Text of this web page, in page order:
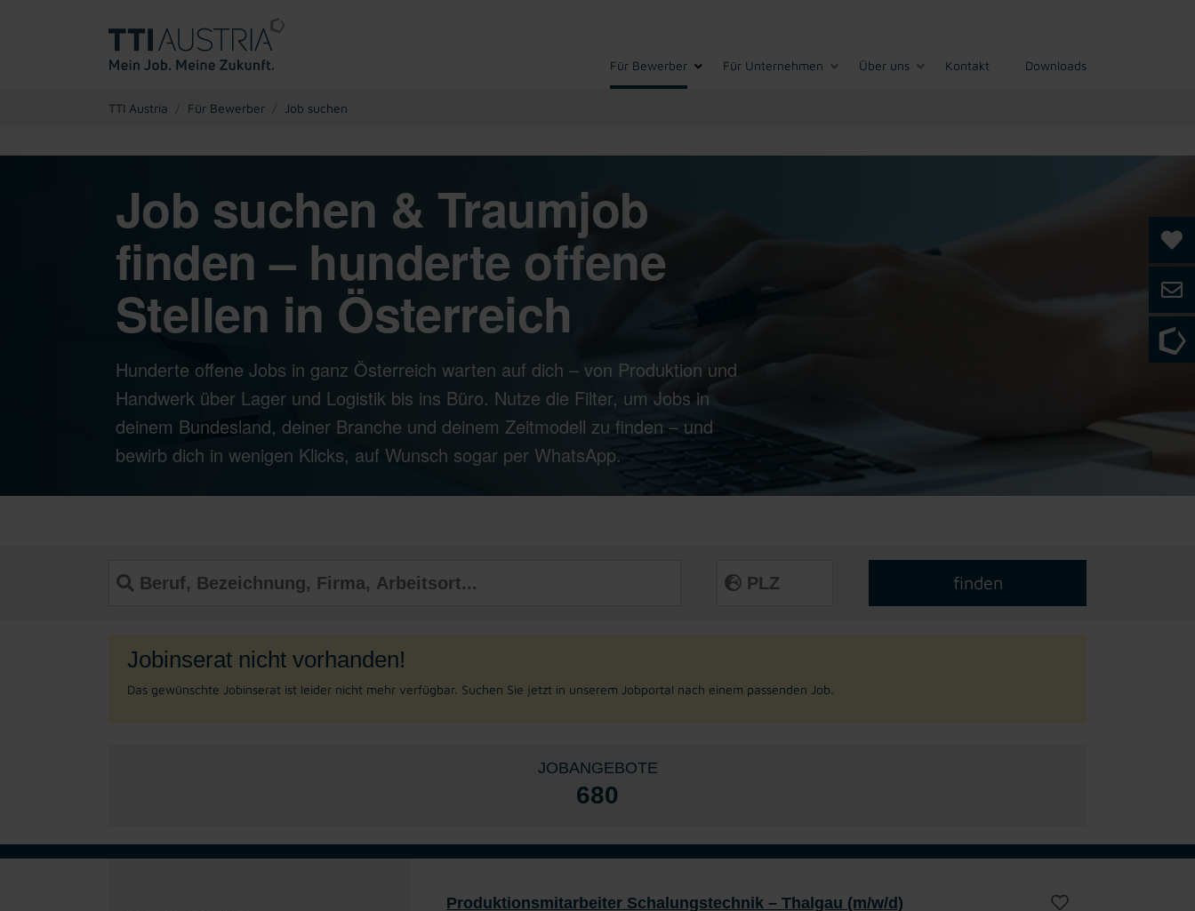
Für Bewerber Für Unternehmen Über uns Kontakt Downloads
TTI Austria Für Bewerber Job suchen
Job suchen & Traumjob
finden – hunderte offene
Stellen in Österreich
Hunderte offene Jobs in ganz Österreich warten auf dich – von Produktion und
Handwerk über Lager und Logistik bis ins Büro. Nutze die Filter, um Jobs in
deinem Bundesland, deiner Branche und deinem Zeitmodell zu finden – und
bewirb dich in wenigen Klicks, auf Wunsch sogar per WhatsApp.
Jobinserat nicht vorhanden!
Das gewünschte Jobinserat ist leider nicht mehr verfügbar. Suchen Sie jetzt in unserem Jobportal nach einem passenden Job.
JOBANGEBOTE
680
Produktionsmitarbeiter Schalungstechnik – Thalgau (m/w/d)